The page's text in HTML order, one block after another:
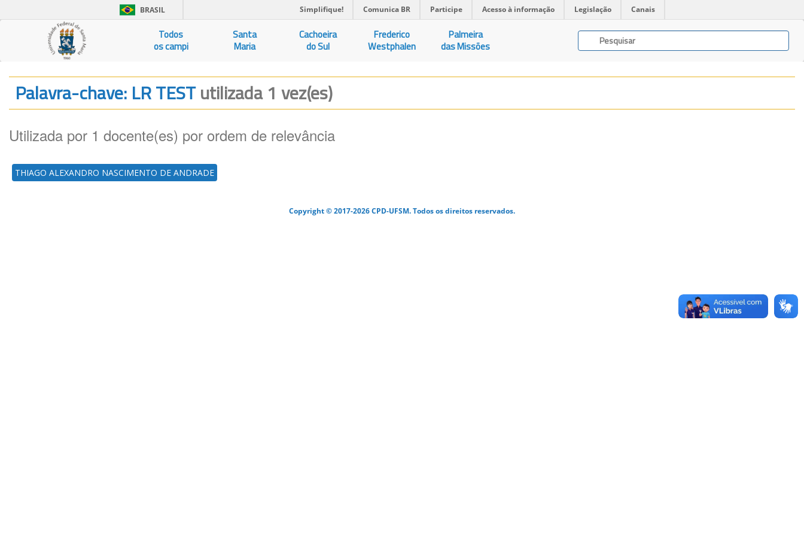
BRASIL Simplifique! Comunica BR Participe Acesso à informação Legislação Canais
Todos
os campi
Santa
Maria
Cachoeira
do Sul
Frederico
Westphalen
Palmeira
das Missões
Palavra-chave: LR TESTutilizada 1 vez(es)
Utilizada por 1 docente(es) por ordem de relevância
THIAGO ALEXANDRO NASCIMENTO DE ANDRADE
Copyright © 2017-2026 CPD-UFSM. Todos os direitos reservados.